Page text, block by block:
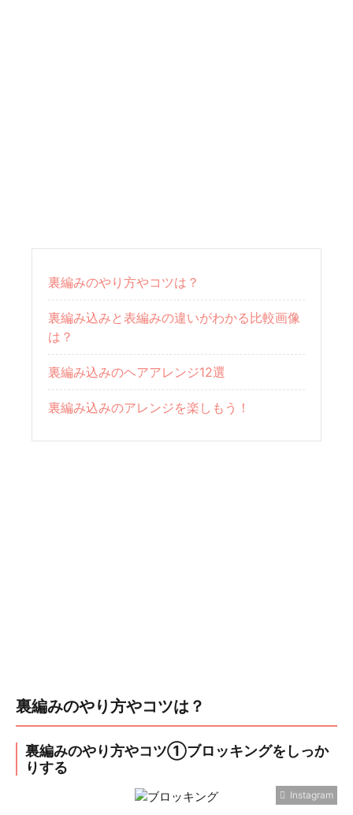
裏編みのやり方やコツは？
裏編み込みと表編みの違いがわかる比較画像
は？
裏編み込みのヘアアレンジ12選
裏編み込みのアレンジを楽しもう！
裏編みのやり方やコツは？
裏編みのやり方やコツ①ブロッキングをしっか
りする
Instagram